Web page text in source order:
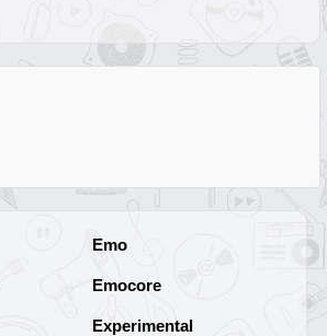
Emo
Emocore
Experimental